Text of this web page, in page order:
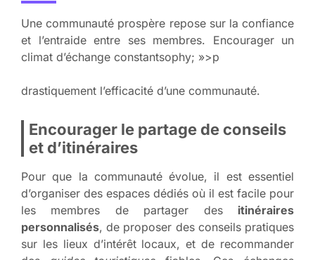
Une communauté prospère repose sur la confiance
et l’entraide entre ses membres. Encourager un
climat d’échange constantsophy; »>p
drastiquement l’efficacité d’une communauté.
Encourager le partage de conseils
et d’itinéraires
Pour que la communauté évolue, il est essentiel
d’organiser des espaces dédiés où il est facile pour
les membres de partager des itinéraires
personnalisés, de proposer des conseilspratiques
sur les lieux d’intérêt locaux, et de recommander